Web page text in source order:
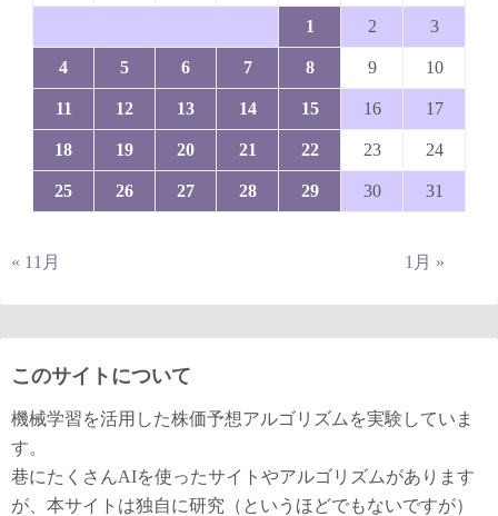
1 2 3
4 5 6 7 8 9 10
11 12 13 14 15 16 17
18 19 20 21 22 23 24
25 26 27 28 29 30 31
« 11月 1月 »
このサイトについて
機械学習を活用した株価予想アルゴリズムを実験していま
す。
巷にたくさんAIを使ったサイトやアルゴリズムがあります
が、本サイトは独自に研究（というほどでもないですが）